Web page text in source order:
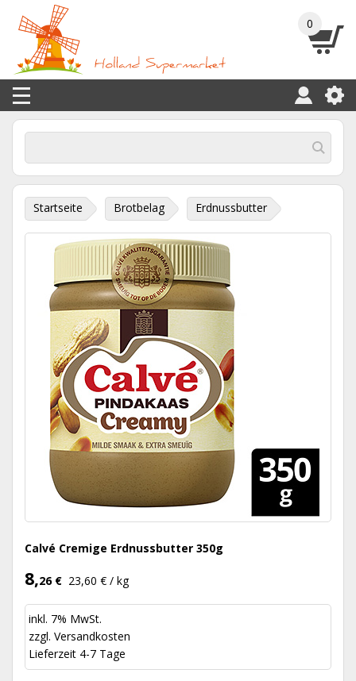
0
Startseite Brotbelag Erdnussbutter
Calvé Cremige Erdnussbutter 350g
8,26 € 23,60 € / kg
inkl. 7% MwSt.
zzgl. Versandkosten
Lieferzeit 4-7 Tage